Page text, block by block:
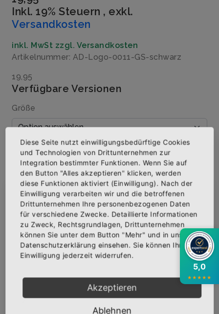
Inkl. 19% Steuern , exkl.
Versandkosten
inkl. MwSt zzgl. Versandkosten
Artikelnummer: AD-Logo-0011-GS-schwarz
19,95
Verfügbare Versionen
Größe
Menge
IN DEN WARENKORB
AUF DIE WUNSCHLISTE
Über den Artikel
Abonniere jetzt unseren Newsletter
Bekomme die aktuellsten News über neue
Produkte und zudem einen 10% Gutschein für
deine nächste Bestellung.
Abonnieren
5,0
★★★★★
Diese Seite nutzt einwilligungsbedürftige Cookies
und Technologien von Drittunternehmen zur
Integration bestimmter Funktionen. Wenn Sie auf
den Button "Alles akzeptieren" klicken, werden
diese Funktionen aktiviert (Einwilligung). Nach der
Einwilligung verarbeiten wir und die betroffenen
Drittunternehmen Ihre personenbezogenen Daten
für verschiedene Zwecke. Detaillierte Informationen
zu Zweck, Rechtsgrundlagen, Drittunternehmen
können Sie unter dem Button "Mehr" und in unserer
Datenschutzerklärung einsehen. Sie können Ihre
Einwilligung jederzeit widerrufen.
Akzeptieren
Ablehnen